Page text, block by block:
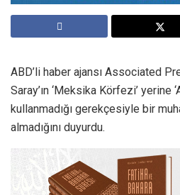
ABD’li haber ajansı Associated
Saray’ın ‘Meksika Körfezi’ yerine
kullanmadığı gerekçesiyle bir
almadığını duyurdu.